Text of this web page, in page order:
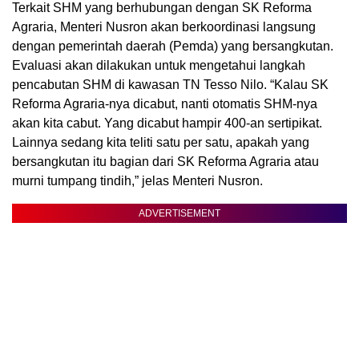
Terkait SHM yang berhubungan dengan SK Reforma
Agraria, Menteri Nusron akan berkoordinasi langsung
dengan pemerintah daerah (Pemda) yang bersangkutan.
Evaluasi akan dilakukan untuk mengetahui langkah
pencabutan SHM di kawasan TN Tesso Nilo. “Kalau SK
Reforma Agraria-nya dicabut, nanti otomatis SHM-nya
akan kita cabut. Yang dicabut hampir 400-an sertipikat.
Lainnya sedang kita teliti satu per satu, apakah yang
bersangkutan itu bagian dari SK Reforma Agraria atau
murni tumpang tindih,” jelas Menteri Nusron.
ADVERTISEMENT